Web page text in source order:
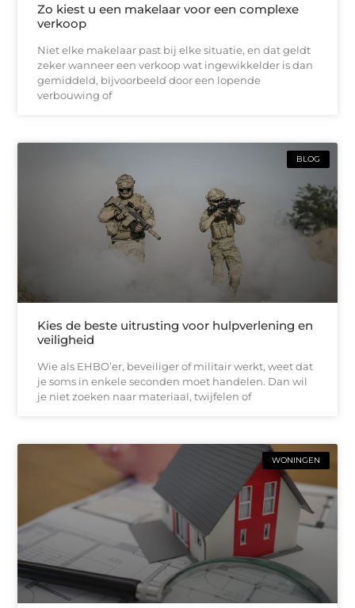
Zo kiest u een makelaar voor een complexe
verkoop
Niet elke makelaar past bij elke situatie, en dat geldt
zeker wanneer een verkoop wat ingewikkelder is dan
gemiddeld, bijvoorbeeld door een lopende
verbouwing of
BLOG
Kies de beste uitrusting voor hulpverlening en
veiligheid
Wie als EHBO’er, beveiliger of militair werkt, weet dat
je soms in enkele seconden moet handelen. Dan wil
je niet zoeken naar materiaal, twijfelen of
WONINGEN